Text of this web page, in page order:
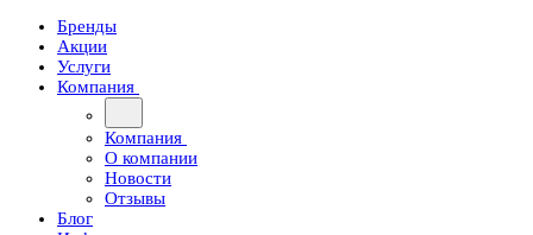
Бренды
Акции
Услуги
Компания
Компания
О компании
Новости
Отзывы
Блог